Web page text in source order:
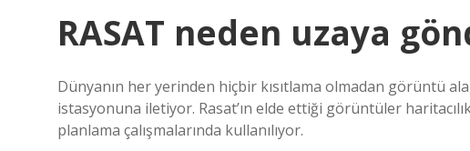
RASAT neden uzaya
Dünyanın her yerinden hiçbir kısıtlama olmadan görüntü
istasyonuna iletiyor. Rasat’ın elde ettiği görüntüler
planlama çalışmalarında kullanılıyor.